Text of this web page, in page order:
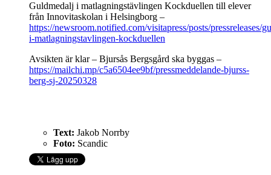
Guldmedalj i matlagningstävlingen Kockduellen till elever
från Innovitaskolan i Helsingborg –
https://newsroom.notified.com/visitapress/posts/pressreleases/
i-matlagningstavlingen-kockduellen
Avsikten är klar​ – Bjursås Bergsgård ska byggas –
https://mailchi.mp/c5a6504ee9bf/pressmeddelande-bjurss-
berg-sj-20250328
Text: Jakob Norrby
Foto: Scandic